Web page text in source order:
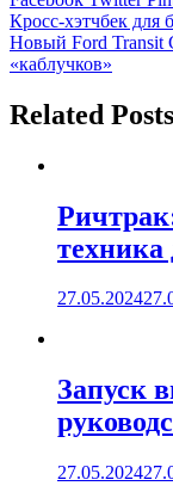
Навигация
по
Кросс-хэтчбек для
Новый Ford Transit
«каблучков»
Related Posts
техника
27.05.2024
Запуск
27.05.2024